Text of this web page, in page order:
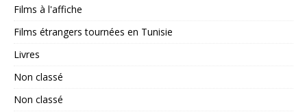
Films à l'affiche
Films étrangers tournées en Tunisie
Livres
Non classé
Non classé